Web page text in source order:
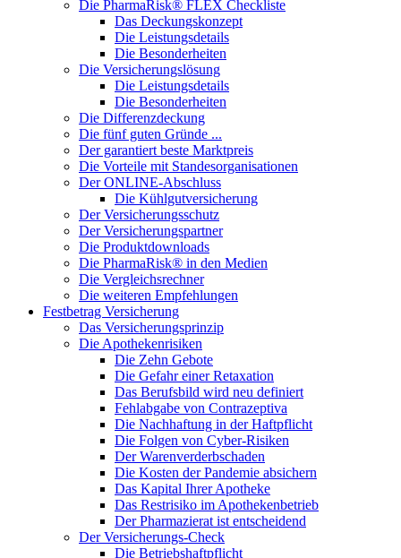
Die PharmaRisk® FLEX Checkliste
Das Deckungskonzept
Die Leistungsdetails
Die Besonderheiten
Die Versicherungslösung
Die Leistungsdetails
Die Besonderheiten
Die Differenzdeckung
Die fünf guten Gründe ...
Der garantiert beste Marktpreis
Die Vorteile mit Standesorganisationen
Der ONLINE-Abschluss
Die Kühlgutversicherung
Der Versicherungsschutz
Der Versicherungspartner
Die Produktdownloads
Die PharmaRisk® in den Medien
Die Vergleichsrechner
Die weiteren Empfehlungen
Festbetrag Versicherung
Das Versicherungsprinzip
Die Apothekenrisiken
Die Zehn Gebote
Die Gefahr einer Retaxation
Das Berufsbild wird neu definiert
Fehlabgabe von Contrazeptiva
Die Nachhaftung in der Haftpflicht
Die Folgen von Cyber-Risiken
Der Warenverderbschaden
Die Kosten der Pandemie absichern
Das Kapital Ihrer Apotheke
Das Restrisiko im Apothekenbetrieb
Der Pharmazierat ist entscheidend
Der Versicherungs-Check
Die Betriebshaftpflicht